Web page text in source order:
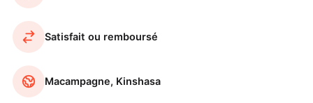
Satisfait ou remboursé
Macampagne, Kinshasa